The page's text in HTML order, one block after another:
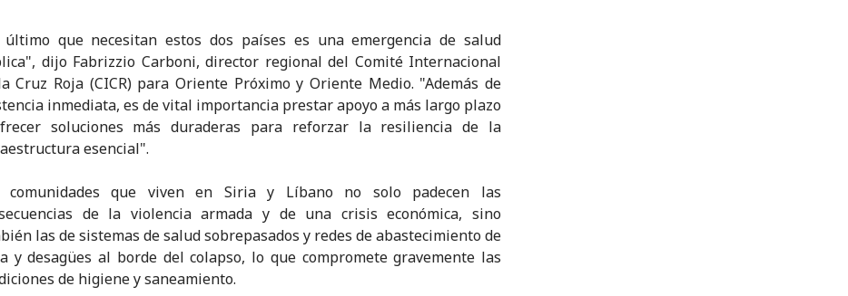
último que necesitan estos dos países es una emergencia de salud
dijo Fabrizzio Carboni, director regional del Comité Internacional
Cruz Roja (CICR) para Oriente Próximo y Oriente Medio. "Además de
inmediata, es de vital importancia prestar apoyo a más largo plazo
soluciones más duraderas para reforzar la resiliencia de la
esencial".
comunidades que viven en Siria y Líbano no solo padecen las
de la violencia armada y de una crisis económica, sino
las de sistemas de salud sobrepasados y redes de abastecimiento de
y desagües al borde del colapso, lo que compromete gravemente las
de higiene y saneamiento.